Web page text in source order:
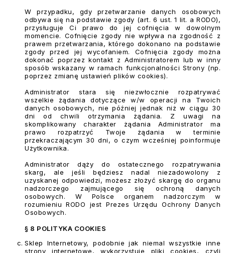
W przypadku, gdy przetwarzanie danych osobowych
odbywa się na podstawie zgody (art. 6 ust. 1 lit. a RODO),
przysługuje Ci prawo do jej cofnięcia w dowolnym
momencie. Cofnięcie zgody nie wpływa na zgodność z
prawem przetwarzania, którego dokonano na podstawie
zgody przed jej wycofaniem. Cofnięcia zgody można
dokonać poprzez kontakt z Administratorem lub w inny
sposób wskazany w ramach funkcjonalności Strony (np.
poprzez zmianę ustawień plików cookies).
Administrator stara się niezwłocznie rozpatrywać
wszelkie żądania dotyczące w/w operacji na Twoich
danych osobowych, nie później jednak niż w ciągu 30
dni od chwili otrzymania żądania. Z uwagi na
skomplikowany charakter żądania Administrator ma
prawo rozpatrzyć Twoje żądania w terminie
przekraczającym 30 dni, o czym wcześniej poinformuje
Użytkownika.
Administrator dąży do ostatecznego rozpatrywania
skarg, ale jeśli będziesz nadal niezadowolony z
uzyskanej odpowiedzi, możesz złożyć skargę do organu
nadzorczego zajmującego się ochroną danych
osobowych. W Polsce organem nadzorczym w
rozumieniu RODO jest Prezes Urzędu Ochrony Danych
Osobowych.
§ 8 POLITYKA COOKIES
Sklep Internetowy, podobnie jak niemal wszystkie inne
strony internetowe, wykorzystuje pliki cookies, czyli